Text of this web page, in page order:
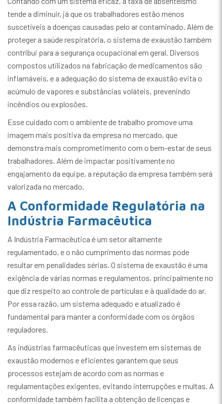
tende a diminuir, já que os trabalhadores estão menos
suscetíveis a doenças causadas pelo ar contaminado. Além de
proteger a saúde respiratória, o sistema de exaustão também
contribui para a segurança ocupacional em geral. Diversos
compostos utilizados na fabricação de medicamentos são
inflamáveis, e a adequação do sistema de exaustão evita o
acúmulo de vapores e substâncias voláteis, prevenindo
incêndios ou explosões.
Esse cuidado com o ambiente de trabalho promove uma
imagem mais positiva da empresa no mercado, que
demonstra mais comprometimento com o bem-estar de seus
trabalhadores. Além de impactar positivamente no
engajamento da equipe, a reputação da empresa também será
valorizada no mercado.
A Conformidade Regulatória na
Indústria Farmacêutica
A Indústria Farmacêutica é um setor altamente
regulamentado, e o não cumprimento das normas pode
resultar em penalidades sérias. O sistema de exaustão é uma
exigência de várias normas e regulamentos, principalmente no
que diz respeito ao controle de partículas e à qualidade do ar.
Por essa razão, um sistema adequado e atualizado é
fundamental para manter a conformidade com os órgãos
reguladores.
As indústrias farmacêuticas que investem em sistemas de
exaustão modernos e eficientes garantem que seus
processos estejam de acordo com as normas e
regulamentações exigentes, evitando interrupções e multas. A
conformidade também facilita a obtenção de licenças e